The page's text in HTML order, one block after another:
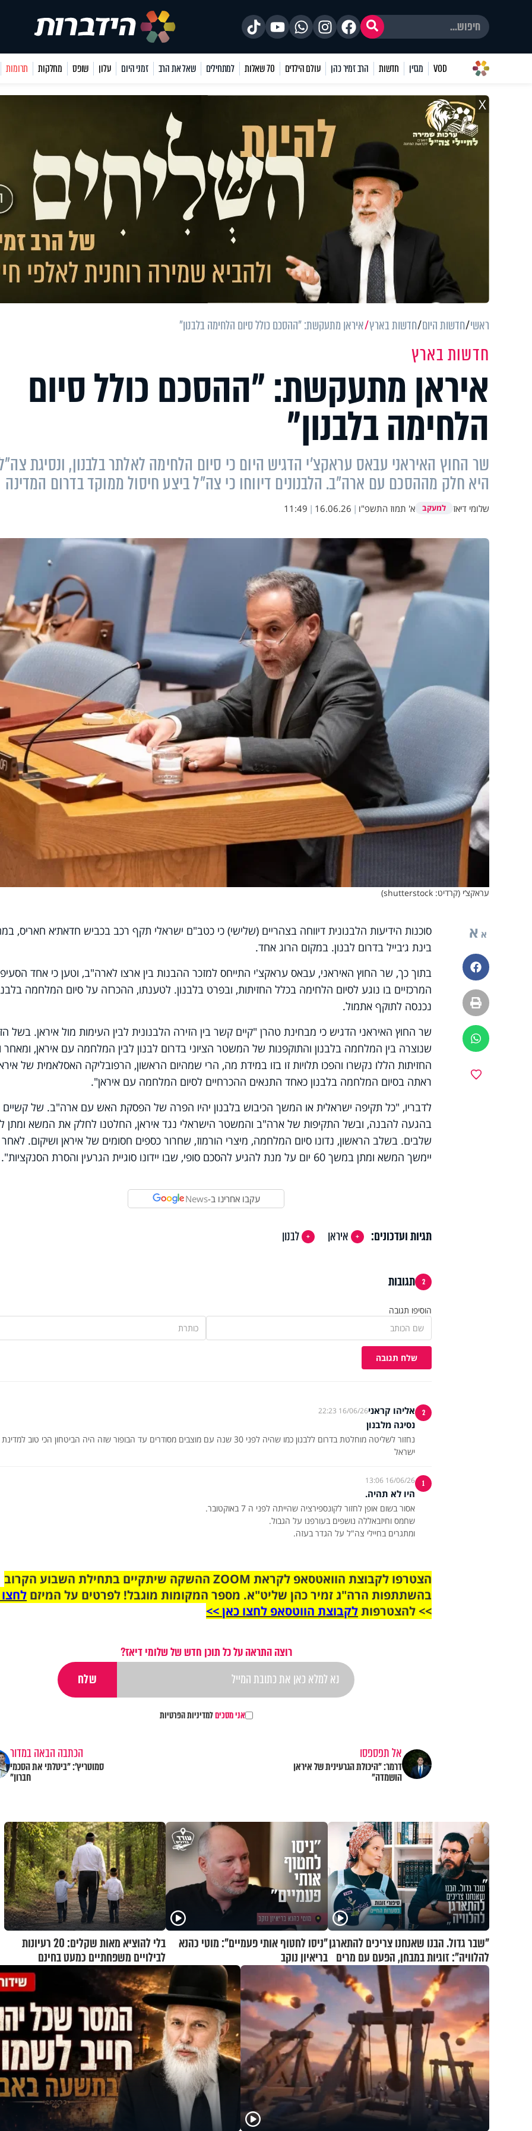
VOD מגזין חדשות הרב זמיר כהן עולם הילדים 70 שאלות למתחילים שאל את הרב זמני היום עלון שופס מחלקות תרומות
X
ראשי חדשות היום חדשות בארץ איראן מתעקשת: "ההסכם כולל סיום הלחימה בלבנון"
חדשות בארץ
איראן מתעקשת: "ההסכם כולל סיום
הלחימה בלבנון"
שר החוץ האיראני עבאס עראקצ'י הדגיש היום כי סיום הלחימה לאלתר בלבנון, ונסיגת
היא חלק מההסכם עם ארה"ב. הלבנונים דיווחו כי צה"ל ביצע חיסול ממוקד בדרום המדינה
שלומי דיאז למעקב א' תמוז התשפ"ו |
16.06.26
|
11:49
עראקצ‘י (קרדיט: shutterstock)
א א
פייסבוק
הדפסה
ווטסאפ
סוכנות הידיעות הלבנונית דיווחה בצהריים (שלישי) כי כטב"ם ישראלי תקף רכב בכביש חדאת׳א חאריס,
בינת ג׳בייל בדרום לבנון. במקום הרוג אחד.
בתוך כך, שר החוץ האיראני, עבאס עראקצ'י התייחס למזכר ההבנות בין ארצו לארה"ב, וטען כי אחד
המרכזיים בו נוגע לסיום הלחימה בכלל החזיתות, ובפרט בלבנון. לטענתו, ההכרזה על סיום המלחמה
נכנסה לתוקף אתמול.
שר החוץ האיראני הדגיש כי מבחינת טהרן "קיים קשר בין הזירה הלבנונית לבין העימות מול איראן. בשל
שנוצרה בין המלחמה בלבנון והתוקפנות של המשטר הציוני בדרום לבנון לבין המלחמה עם איראן, ומאחר
החזיתות הללו נקשרו והפכו תלויות זו בזו במידת מה, הרי שמהיום הראשון, הרפובליקה האסלאמית של
ראתה בסיום המלחמה בלבנון כאחד התנאים ההכרחיים לסיום המלחמה עם איראן".
לדבריו, "כל תקיפה ישראלית או המשך הכיבוש בלבנון יהיו הפרה של הפסקת האש עם ארה"ב. של קשיים
בהגעה להבנה, ובשל התקיפות של ארה"ב והמשטר הישראלי נגד איראן, החלטנו לחלק את המשא ומתן
שלבים. בשלב הראשון, נדונו סיום המלחמה, מיצרי הורמוז, שחרור כספים חסומים של איראן ושיקום. לאחר
יימשך המשא ומתן במשך 60 יום על מנת להגיע להסכם סופי, שבו יידונו סוגיית הגרעין והסרת הסנקציות".
עקבו אחרינו ב-News
תגיות ועדכונים: איראן לבנון
2 תגובות
הוסיפו תגובה
שלח תגובה
2 אליהו קראני16/06/26 22:23
נסיגה מלבנון
נחזור לשליטה מוחלטת בדרום ללבנון כמו שהיה לפני 30 שנה עם מוצבים מסודרים עד הבופור שזה היה הביטחון הכי טוב למדינת
ישראל
1
16/06/26 13:06
היו לא תהיה.
ומתגרים בחיילי צה"ל על הגדר בעזה.
הצטרפו לקבוצת הוואטסאפ לקראת ZOOM ההשקה שיתקיים בתחילת השבוע הקרוב
בהשתתפות הרה"ג זמיר כהן שליט"א. מספר המקומות מוגבל! לפרטים על המיזם
>> להצטרפותלקבוצת הווטסאפ לחצו כאן >>
רוצה התראה על כל תוכן חדש של שלומי דיאז?
אני מסכיםלמדיניות הפרטיות
אל תפספסו
דרמר: "היכולת הגרעינית של איראן
הושמדה"
הכתבה הבאה במדור
סמוטריץ': "ביטלתי את הסכמי
חברון"
"שבר גדול. הבנו שאנחנו צריכים להתארגן
להלוויה": זוגיות במבחן, הפעם עם מרים
וגד דנינו
"ניסו לחטוף אותי פעמיים": מוטי כהנא
בריאיון נוקב
בלי להוציא מאות שקלים: 20 רעיונות
לבילויים משפחתיים כמעט בחינם